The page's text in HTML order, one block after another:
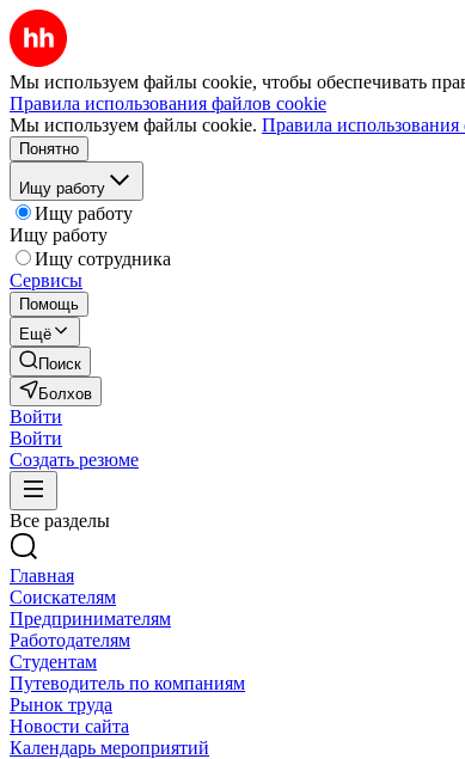
Мы используем файлы cookie, чтобы обеспечивать
Правила использования файлов cookie
Мы используем файлы cookie. Правила
Понятно
Ищу работу
Ищу работу
Ищу работу
Ищу сотрудника
Сервисы
Помощь
Ещё
Поиск
Болхов
Войти
Войти
Создать резюме
Все разделы
Главная
Соискателям
Предпринимателям
Работодателям
Студентам
Путеводитель по компаниям
Рынок труда
Новости сайта
Календарь мероприятий